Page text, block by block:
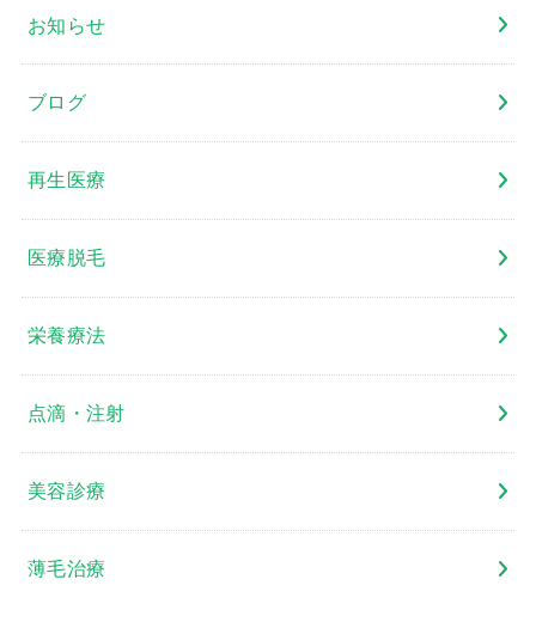
お知らせ
ブログ
再生医療
医療脱毛
栄養療法
点滴・注射
美容診療
薄毛治療